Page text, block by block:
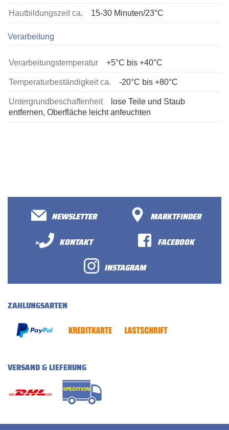
Hautbildungszeit ca. 15-30 Minuten/23°C
Verarbeitung
Verarbeitungstemperatur +5°C bis +40°C
Temperaturbeständigkeit ca. -20°C bis +80°C
Untergrundbeschaffenheit
lose Teile und Staub
entfernen, Oberfläche leicht anfeuchten
NEWSLETTER
MARKTFINDER
>
KONTAKT
FACEBOOK
INSTAGRAM
ZAHLUNGSARTEN
VERSAND & LIEFERUNG